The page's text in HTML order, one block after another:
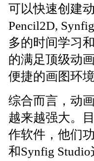
可以快速创建
Pencil2D,
多的时间学习
的满足顶级动
便捷的画图环
综合而言，动
越来越强大。
作软件，他们
和Synfig